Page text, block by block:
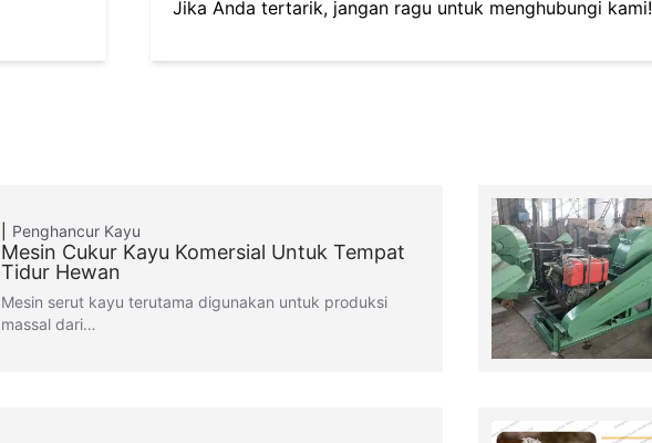
Jika Anda tertarik, jangan ragu untuk menghubungi kami!
Penghancur Kayu
Mesin Cukur Kayu Komersial Untuk Tempat
Tidur Hewan
Mesin serut kayu terutama digunakan untuk produksi
massal dari…